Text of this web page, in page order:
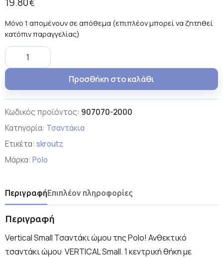
€
Μόνο 1 απομένουν σε απόθεμα (επιπλέον μπορεί να ζητηθεί
κατόπιν παραγγελίας)
Προσθήκη στο καλάθι
Κωδικός προϊόντος: 907070-2000
Κατηγορία: Τσαντάκια
Ετικέτα: skroutz
Μάρκα: Polo
ΠεριγραφήΕπιπλέον πληροφορίες
Περιγραφή
Vertical Small Τσαντάκι ώμου της Polo! Ανθεκτικό
τσαντάκι ώμου VERTICAL Small. 1 κεντρική θήκη με